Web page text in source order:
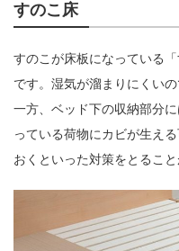
すのこ床
すのこが床板になっている
です。湿気が溜まりにくい
一方、ベッド下の収納部分
っている荷物にカビが生え
おくといった対策をとること